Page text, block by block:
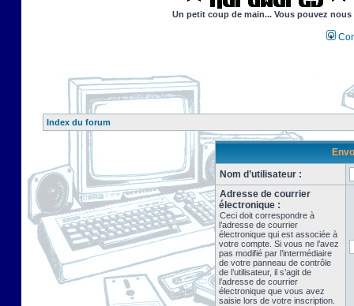
Un petit coup de main... Vous pouvez
Index du forum
Nom d’utilisateur :
Adresse de courrier
électronique :
Ceci doit correspondre à
l’adresse de courrier
électronique qui est associée à
votre compte. Si vous ne l’avez
pas modifié par l’intermédiaire
de votre panneau de contrôle
de l’utilisateur, il s’agit de
l’adresse de courrier
électronique que vous avez
saisie lors de votre inscription.